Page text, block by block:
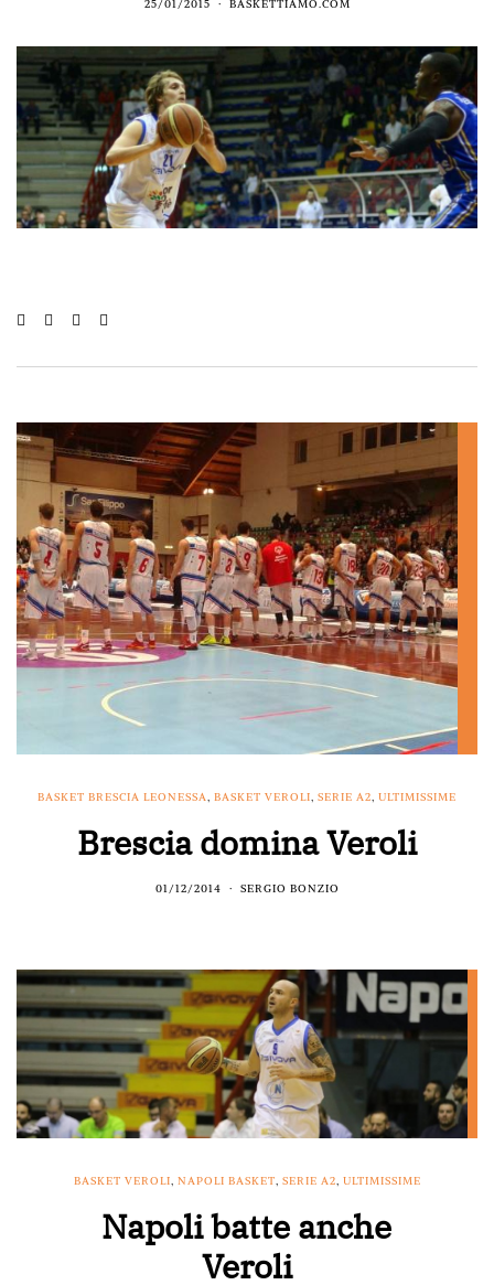
25/01/2015 BASKETTIAMO.COM
BASKET BRESCIA LEONESSA BASKET VEROLI SERIE A2 ULTIMISSIME
Brescia domina Veroli
01/12/2014 SERGIO BONZIO
BASKET VEROLI, NAPOLI BASKET, SERIE A2, ULTIMISSIME
Napoli batte anche
Veroli